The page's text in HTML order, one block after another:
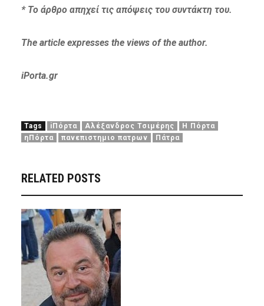
* Τοάρθρο απηχεί τις απόψεις του συντάκτη του.
Τhe article expresses the views of the author.
iPorta.gr
Tags iΠόρτα Αλέξανδρος Τσιμέρης
Η Πόρτα
ηΠόρτα
πανεπιστημιο πατρων Πάτρα
RELATED POSTS